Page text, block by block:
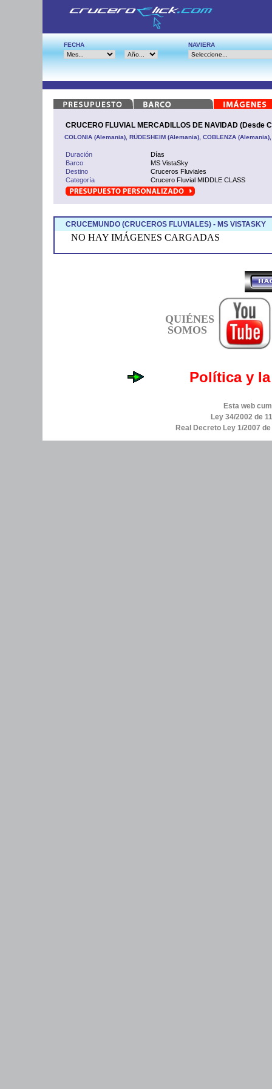
FECHA NAVIERA
CRUCERO FLUVIAL MERCADILLOS DE NAVIDAD (Desde
COLONIA (Alemania), RÜDESHEIM (Alemania), COBLENZA
Duración
Días
Barco
MS VistaSky
Destino
Cruceros Fluviales
Categoría
Crucero Fluvial MIDDLE CLASS
CRUCEMUNDO (CRUCEROS FLUVIALES) - MS VISTASKY
NO HAY IMÁGENES CARGADAS
QUIÉNES
SOMOS
Política y
Esta web
Ley 34/2002 de
Real Decreto Ley 1/2007